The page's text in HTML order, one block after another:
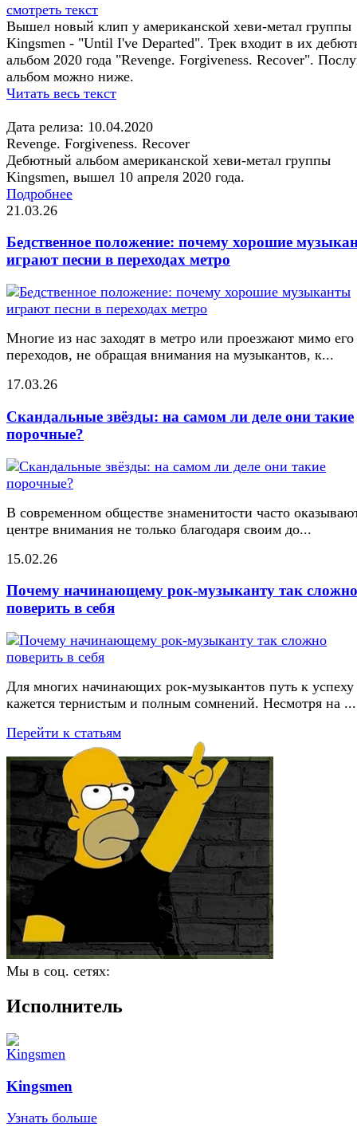
смотреть текст
Вышел новый клип у американской хеви-метал группы
Kingsmen - "Until I've Departed". Трек входит в их
альбом 2020 года "Revenge. Forgiveness. Recover".
альбом можно ниже.
Читать весь текст
Дата релиза: 10.04.2020
Revenge. Forgiveness. Recover
Дебютный альбом американской хеви-метал группы
Kingsmen, вышел 10 апреля 2020 года.
Подробнее
21.03.26
Бедственное положение: почему хорошие
играют песни в переходах метро
Многие из нас заходят в метро или проезжают мимо его
переходов, не обращая внимания на музыкантов, к...
17.03.26
Скандальные звёзды: на самом ли деле они такие
порочные?
В современном обществе знаменитости часто
центре внимания не только благодаря своим до...
15.02.26
Почему начинающему рок-музыканту так сложно
поверить в себя
Для многих начинающих рок-музыкантов путь к успеху
кажется тернистым и полным сомнений. Несмотря на ...
Перейти к статьям
Мы в соц. сетях:
Исполнитель
Kingsmen
Узнать больше